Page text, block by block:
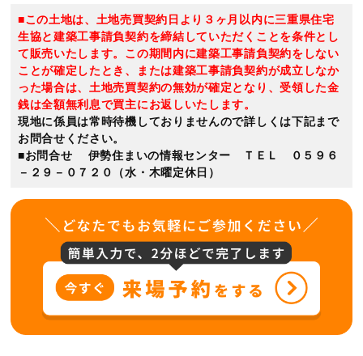
■この土地は、土地売買契約日より３ヶ月以内に三重県住宅
生協と建築工事請負契約を締結していただくことを条件とし
て販売いたします。この期間内に建築工事請負契約をしない
ことが確定したとき、または建築工事請負契約が成立しなか
った場合は、土地売買契約の無効が確定となり、受領した金
銭は全額無利息で買主にお返しいたします。
現地に係員は常時待機しておりませんので詳しくは下記まで
お問合せください。
■お問合せ 伊勢住まいの情報センター ＴＥＬ ０５９６
－２９－０７２０（水・木曜定休日）